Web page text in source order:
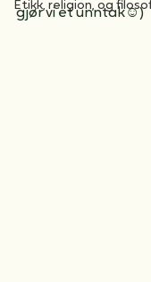
Kropp, bevegelse, mat
kunne ha som